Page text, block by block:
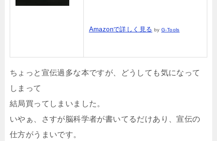
Amazonで詳しく見る by G-Tools
ちょっと宣伝過多な本ですが、どうしても気になって
しまって
結局買ってしまいました。
いやぁ、さすが脳科学者が書いてるだけあり、宣伝の
仕方がうまいです。